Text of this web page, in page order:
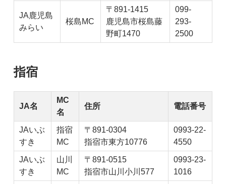
JA鹿児島
みらい
桜島MC
〒891-1415
鹿児島市桜島藤
野町1470
099-
293-
2500
指宿
JA名
MC
名
住所 電話番号
JAいぶ
すき
指宿
MC
〒891-0304
指宿市東方10776
0993-22-
4550
JAいぶ
すき
山川
MC
〒891-0515
指宿市山川小川577
0993-23-
1016